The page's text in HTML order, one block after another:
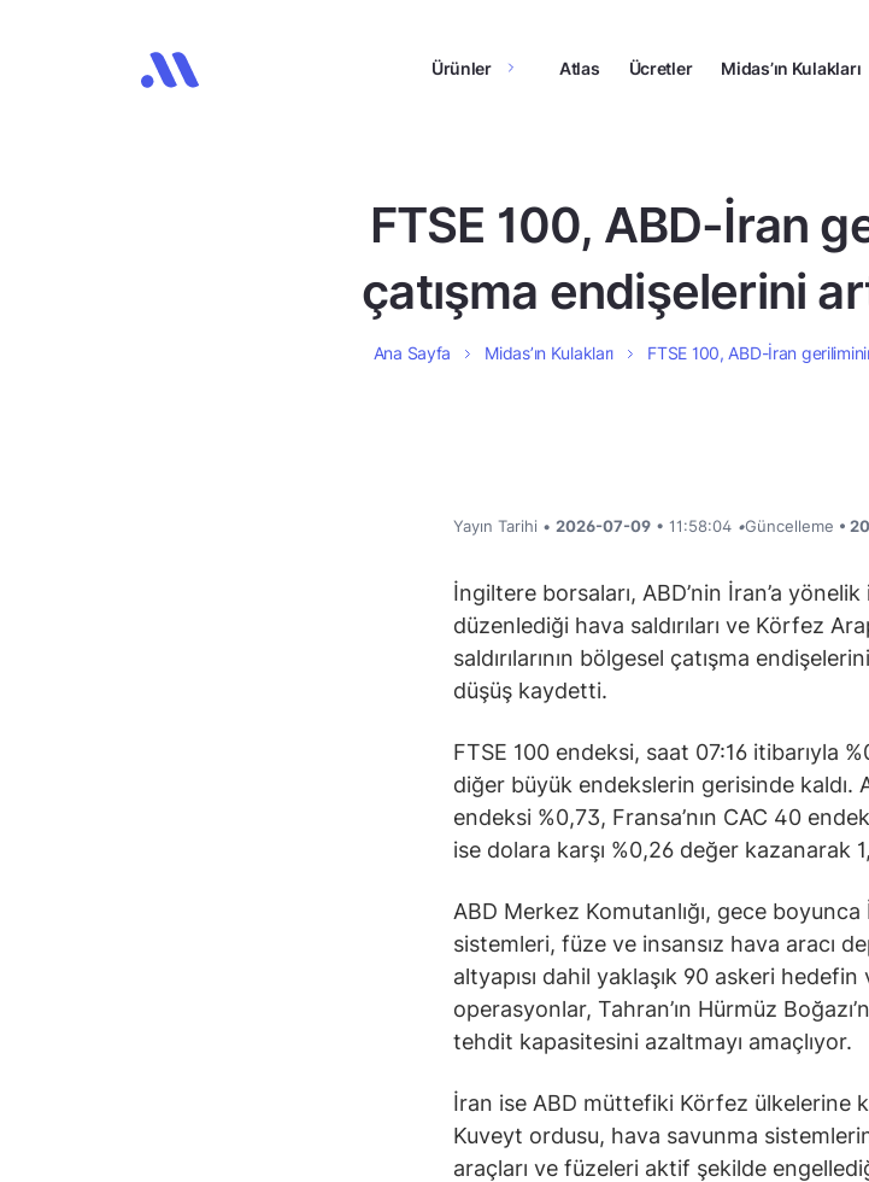
Ürünler Atlas Ücretler Midas’ın Kulakları
FTSE 100, ABD-İran
çatışma endişelerini
Ana Sayfa Midas’ın Kulakları FTSE 100, ABD-İran
Yayın Tarihi • 2026-07-09 • 11:58:04 •Güncelleme •
İngiltere borsaları, ABD’nin İran’a
düzenlediği hava saldırıları ve Körfez
saldırılarının bölgesel çatışma
düşüş kaydetti.
FTSE 100 endeksi, saat 07:16 itibarıyla
diğer büyük endekslerin gerisinde kaldı.
endeksi %0,73, Fransa’nın CAC 40
ise dolara karşı %0,26 değer kazanarak
ABD Merkez Komutanlığı, gece boyunca
sistemleri, füze ve insansız hava aracı
altyapısı dahil yaklaşık 90 askeri hedefin
operasyonlar, Tahran’ın Hürmüz
tehdit kapasitesini azaltmayı amaçlıyor.
İran ise ABD müttefiki Körfez ülkelerine
Kuveyt ordusu, hava savunma
araçları ve füzeleri aktif şekilde